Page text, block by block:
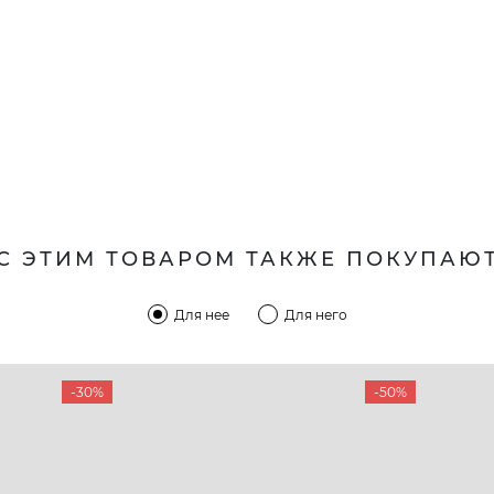
ЭТИМ ТОВАРОМ ТАКЖЕ
Для нее Для него
-30% -50%